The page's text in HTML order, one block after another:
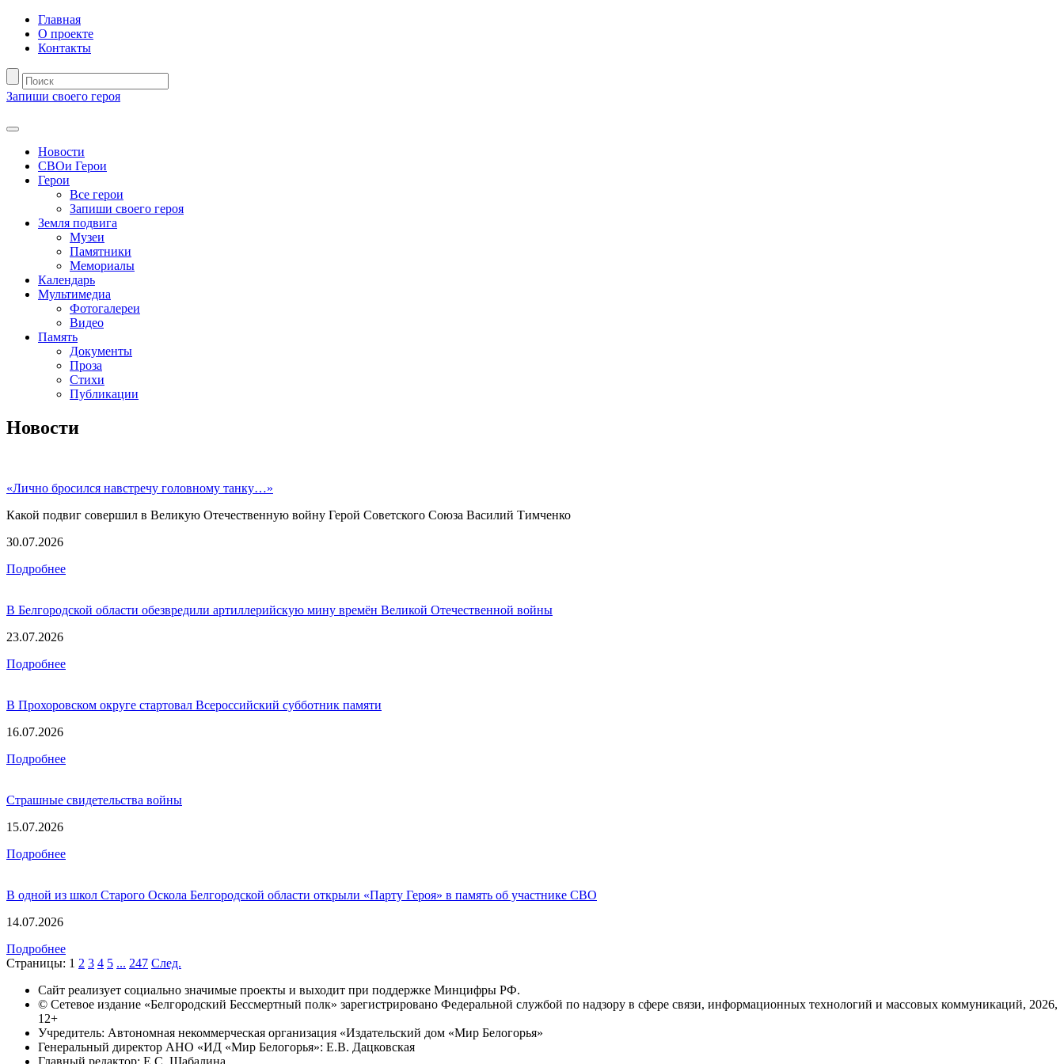
Главная
О проекте
Контакты
Запиши своего героя
Новости
СВОи Герои
Герои
Все герои
Запиши своего героя
Земля подвига
Музеи
Памятники
Мемориалы
Календарь
Мультимедиа
Фотогалереи
Видео
Память
Документы
Проза
Стихи
Публикации
Новости
«Лично бросился навстречу головному танку…»
Какой подвиг совершил в Великую Отечественную войну Герой Советского Союза Василий Тимченко
30.07.2026
Подробнее
В Белгородской области обезвредили артиллерийскую мину времён Великой Отечественной войны
23.07.2026
Подробнее
В Прохоровском округе стартовал Всероссийский субботник памяти
16.07.2026
Подробнее
Страшные свидетельства войны
15.07.2026
Подробнее
В одной из школ Старого Оскола Белгородской области открыли «Парту Героя» в память об участнике СВО
14.07.2026
Подробнее
Страницы: 1 2 3 4 5 ... 247 След.
Сайт реализует социально значимые проекты и выходит при поддержке Минцифры РФ.
© Сетевое издание «Белгородский Бессмертный полк» зарегистрировано Федеральной службой по надзору в сфере связи, информационных технологий и массовых коммуникаций, 2026,
12+
Учредитель: Автономная некоммерческая организация «Издательский дом «Мир Белогорья»
Генеральный директор АНО «ИД «Мир Белогорья»: Е.В. Дацковская
Главный редактор: Е.С. Шабалина